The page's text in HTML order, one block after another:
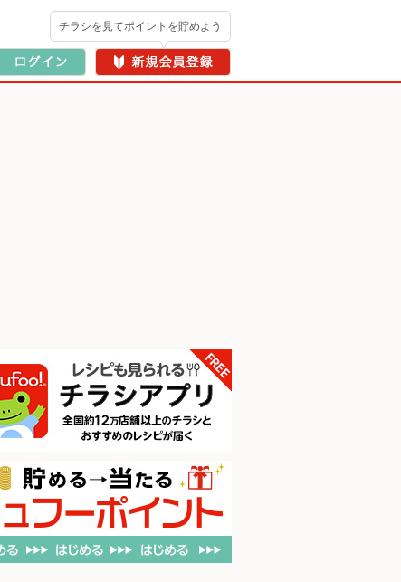
チラシを見てポイントを貯めよう